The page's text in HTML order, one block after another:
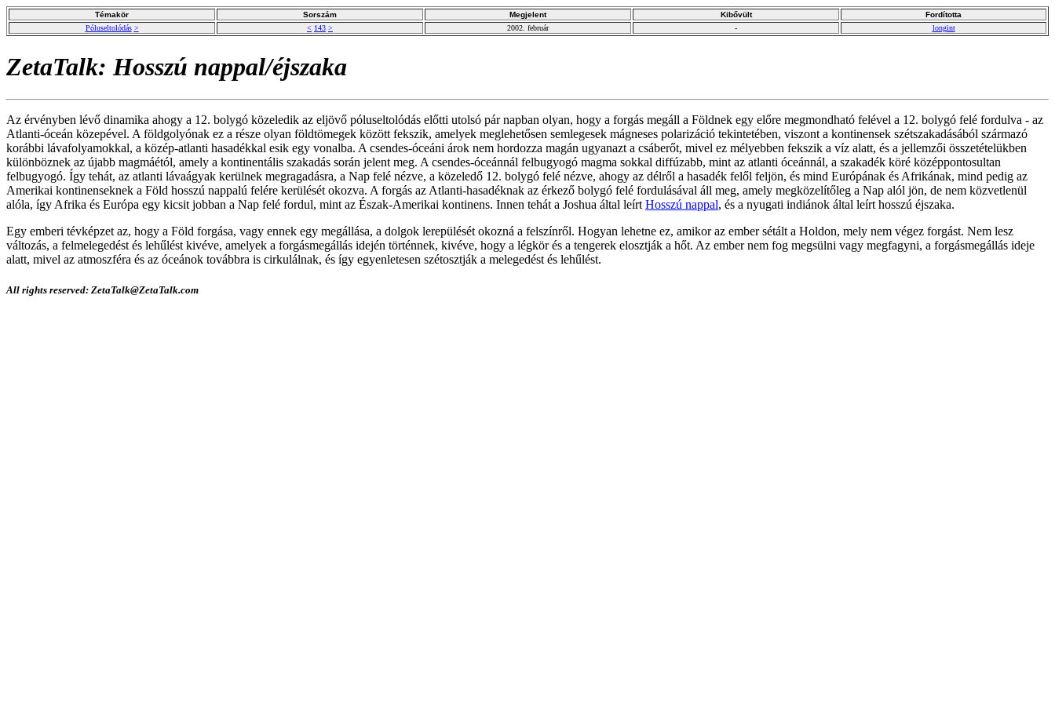
Témakör Sorszám Megjelent Kibővült
Fordította
Póluseltolódás > < 143 > 2002. február - longint
ZetaTalk: Hosszú nappal/éjszaka
Az érvényben lévő dinamika ahogy a 12. bolygó közeledik az eljövő póluseltolódás előtti utolsó pár napban olyan, hogy a forgás megáll a Földnek egy előre megmondható felével a 12. bolygó felé fordulva - az
Atlanti-óceán közepével. A földgolyónak ez a része olyan földtömegek között fekszik, amelyek meglehetősen semlegesek mágneses polarizáció tekintetében, viszont a kontinensek szétszakadásából származó
korábbi lávafolyamokkal, a közép-atlanti hasadékkal esik egy vonalba. A csendes-óceáni árok nem hordozza magán ugyanazt a csáberőt, mivel ez mélyebben fekszik a víz alatt, és a jellemzői összetételükben
különböznek az újabb magmáétól, amely a kontinentális szakadás során jelent meg. A csendes-óceánnál felbugyogó magma sokkal diffúzabb, mint az atlanti óceánnál, a szakadék köré középpontosultan
felbugyogó. Így tehát, az atlanti lávaágyak kerülnek megragadásra, a Nap felé nézve, a közeledő 12. bolygó felé nézve, ahogy az délről a hasadék felől feljön, és mind Európának és Afrikának, mind pedig az
Amerikai kontinenseknek a Föld hosszú nappalú felére kerülését okozva. A forgás az Atlanti-hasadéknak az érkező bolygó felé fordulásával áll meg, amely megközelítőleg a Nap alól jön, de nem közvetlenül
alóla, így Afrika és Európa egy kicsit jobban a Nap felé fordul, mint az Észak-Amerikai kontinens. Innen tehát a Joshua által leírt Hosszú nappal, és a nyugati indiánok által leírt hosszú éjszaka.
Egy emberi tévképzet az, hogy a Föld forgása, vagy ennek egy megállása, a dolgok lerepülését okozná a felszínről. Hogyan lehetne ez, amikor az ember sétált a Holdon, mely nem végez forgást. Nem lesz
változás, a felmelegedést és lehűlést kivéve, amelyek a forgásmegállás idején történnek, kivéve, hogy a légkör és a tengerek elosztják a hőt. Az ember nem fog megsülni vagy megfagyni, a forgásmegállás ideje
alatt, mivel az atmoszféra és az óceánok továbbra is cirkulálnak, és így egyenletesen szétosztják a melegedést és lehűlést.
All rights reserved: ZetaTalk@ZetaTalk.com